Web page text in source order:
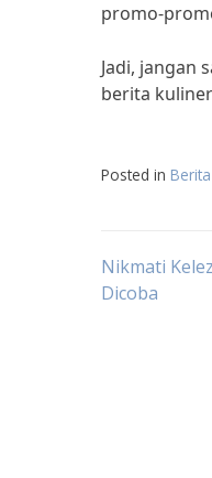
promo-
Jadi, jangan
berita
Posted in
Post
Nikmati
Dicoba